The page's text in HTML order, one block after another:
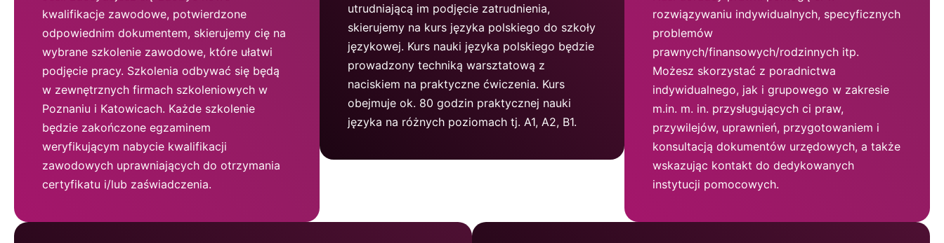
kwalifikacje zawodowe, potwierdzone
odpowiednim dokumentem, skierujemy cię na
wybrane szkolenie zawodowe, które ułatwi
podjęcie pracy. Szkolenia odbywać się będą
w zewnętrznych firmach szkoleniowych w
Poznaniu i Katowicach. Każde szkolenie
będzie zakończone egzaminem
weryfikującym nabycie kwalifikacji
zawodowych uprawniających do otrzymania
certyfikatu i/lub zaświadczenia.
utrudniającą im podjęcie zatrudnienia,
skierujemy na kurs języka polskiego do szkoły
językowej. Kurs nauki języka polskiego będzie
prowadzony techniką warsztatową z
naciskiem na praktyczne ćwiczenia. Kurs
obejmuje ok. 80 godzin praktycznej nauki
języka na różnych poziomach tj. A1, A2, B1.
rozwiązywaniu indywidualnych, specyficznych
problemów
prawnych/finansowych/rodzinnych itp.
Możesz skorzystać z poradnictwa
indywidualnego, jak i grupowego w zakresie
m.in. m. in. przysługujących ci praw,
przywilejów, uprawnień, przygotowaniem i
konsultacją dokumentów urzędowych, a także
wskazując kontakt do dedykowanych
instytucji pomocowych.